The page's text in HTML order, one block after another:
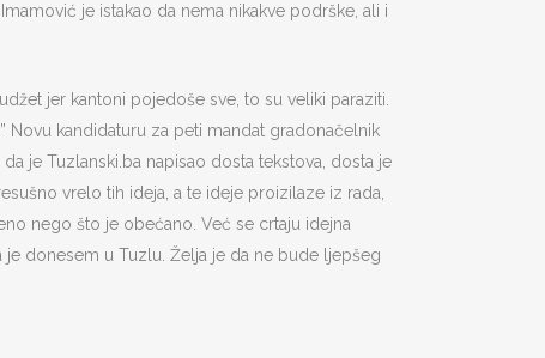
je istakao da nema nikakve podrške, ali i
jer kantoni pojedoše sve, to su veliki paraziti.
Novu kandidaturu za peti mandat gradonačelnik
je Tuzlanski.ba napisao dosta tekstova, dosta je
vrelo tih ideja, a te ideje proizilaze iz rada,
nego što je obećano. Već se crtaju idejna
donesem u Tuzlu. Želja je da ne bude ljepšeg